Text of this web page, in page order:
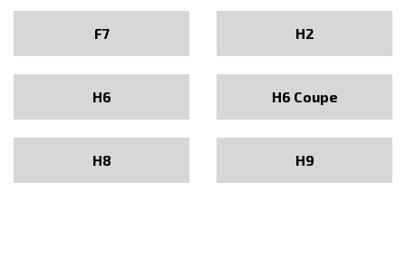
F7 H2
H6 H6 Coupe
H8 H9